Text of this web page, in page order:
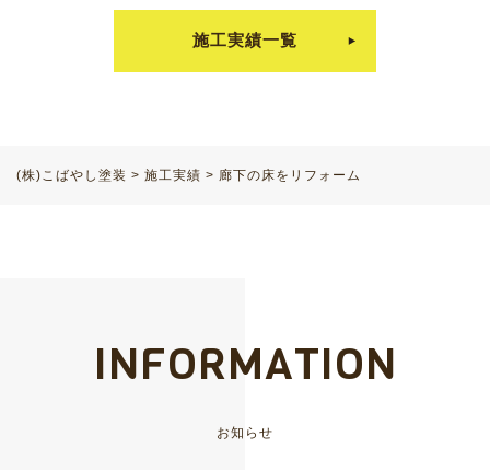
施工実績一覧
(株)こばやし塗装 > 施工実績 > 廊下の床をリフォーム
INFORMATION
お知らせ